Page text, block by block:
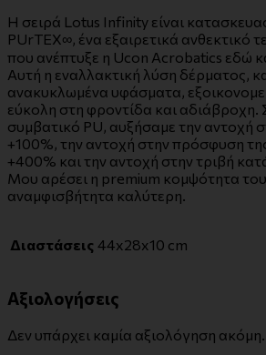
Η σειρά Lotus Infinity είναι
PUrTEX∞, ένα εξαιρετικά ανθεκτικό
που ανέπτυξε η Ucon Acrobatics εδώ
Αυτή η εναλλακτική λύση δέρματος,
ανακυκλωμένα υφάσματα,
εύκολη στη φροντίδα και αδιάβροχη.
συμβατικό PU, αυξήσαμε την αντοχή
+100%, την αντοχή στην πρόσφυση
+400% και την αντοχή στην τριβή
Μου αρέσει η premium κομψότητα
αναμφισβήτητα καλύτερη.
Διαστάσεις 44x28x10 cm
Αξιολογήσεις
Δεν υπάρχει καμία αξιολόγηση ακόμη.